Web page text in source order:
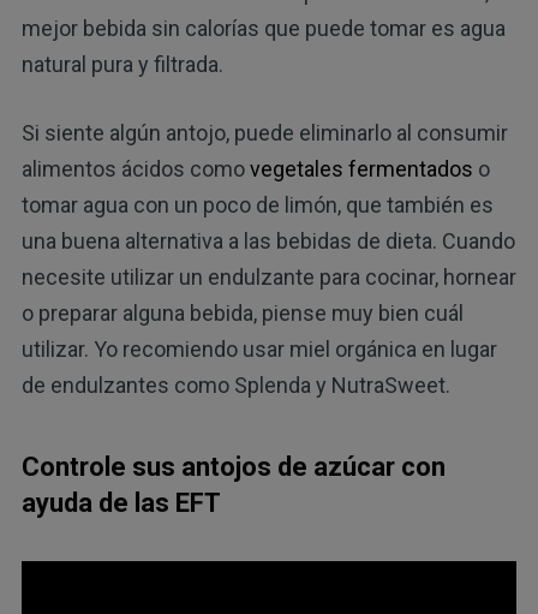
mejor bebida sin calorías que puede tomar es agua
natural pura y filtrada.
Si siente algún antojo, puede eliminarlo al consumir
alimentos ácidos comovegetales fermentados o
tomar agua con un poco de limón, que también es
una buena alternativa a las bebidas de dieta. Cuando
necesite utilizar un endulzante para cocinar, hornear
o preparar alguna bebida, piense muy bien cuál
utilizar. Yo recomiendo usar miel orgánica en lugar
de endulzantes como Splenda y NutraSweet.
Controle sus antojos de azúcar con
ayuda de las EFT